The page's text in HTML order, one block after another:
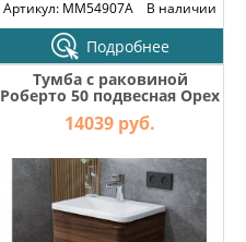
Артикул: MM54907A В наличии
Подробнее
Тумба с раковиной
Роберто 50 подвесная Орех
Пекан шоколад 1 ящик
14039 руб.